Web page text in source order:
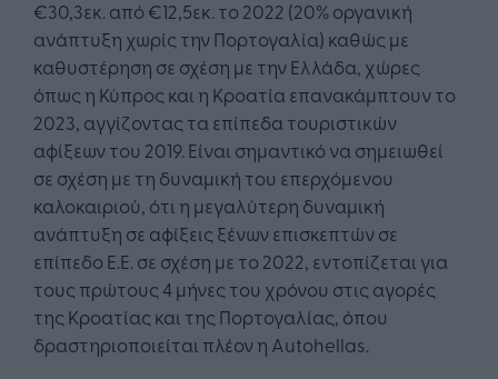
€30,3εκ. από €12,5εκ. το 2022 (20% οργανική
ανάπτυξη χωρίς την Πορτογαλία) καθώς με
καθυστέρηση σε σχέση με την Ελλάδα, χώρες
όπως η Κύπρος και η Κροατία επανακάμπτουν το
2023, αγγίζοντας τα επίπεδα τουριστικών
αφίξεων του 2019. Είναι σημαντικό να σημειωθεί
σε σχέση με τη δυναμική του επερχόμενου
καλοκαιριού, ότι η μεγαλύτερη δυναμική
ανάπτυξη σε αφίξεις ξένων επισκεπτών σε
επίπεδο Ε.Ε. σε σχέση με το 2022, εντοπίζεται για
τους πρώτους 4 μήνες του χρόνου στις αγορές
της Κροατίας και της Πορτογαλίας, όπου
δραστηριοποιείται πλέον η Autohellas.